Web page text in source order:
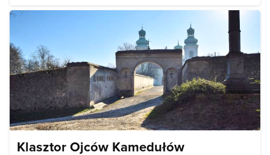
Klasztor Ojców Kamedułów